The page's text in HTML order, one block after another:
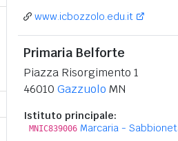
www.icbozzolo.edu.it
Primaria Belforte
Piazza Risorgimento 1
46010 Gazzuolo MN
Istituto principale:
MNIC839006 Marcaria -